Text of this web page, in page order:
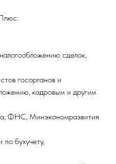
сделок,
госорганов и
кадровым и другим
ФНС, Минэкономразвития
по бухучету,